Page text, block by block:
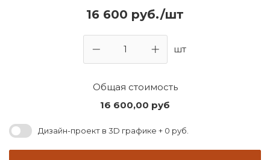
16 600 руб./шт
шт
Общая стоимость
16 600,00 руб
Дизайн-проект в 3D графике + 0 руб.